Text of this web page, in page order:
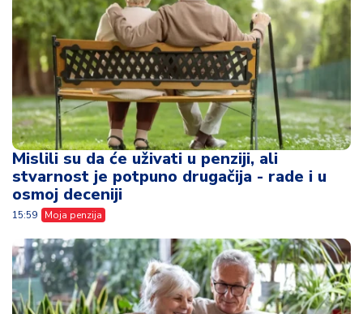
Mislili su da će uživati u penziji, ali
stvarnost je potpuno drugačija - rade i u
osmoj deceniji
15:59 Moja penzija